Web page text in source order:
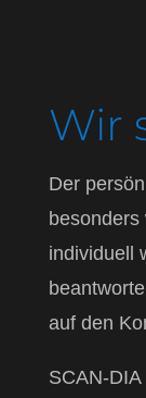
Wir
Der
besonders
individuell
auf den
SCAN-